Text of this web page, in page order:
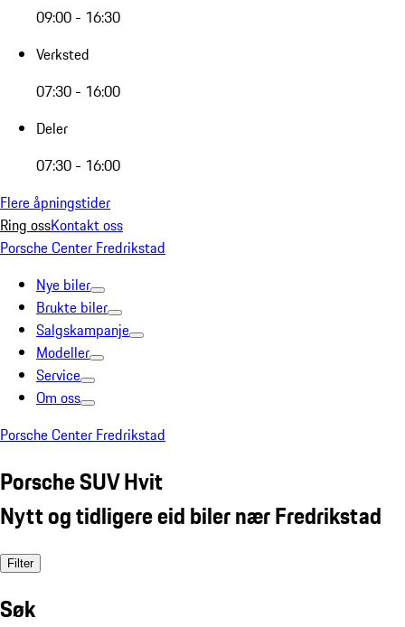
09:00 - 16:30
Verksted
07:30 - 16:00
Deler
07:30 - 16:00
Flere åpningstider
Ring ossKontakt oss
Porsche Center Fredrikstad
Nye biler
Brukte biler
Salgskampanje
Modeller
Service
Om oss
Porsche Center Fredrikstad
Porsche SUV Hvit
Nytt og tidligere eid biler nær Fredrikstad
Filter
Søk